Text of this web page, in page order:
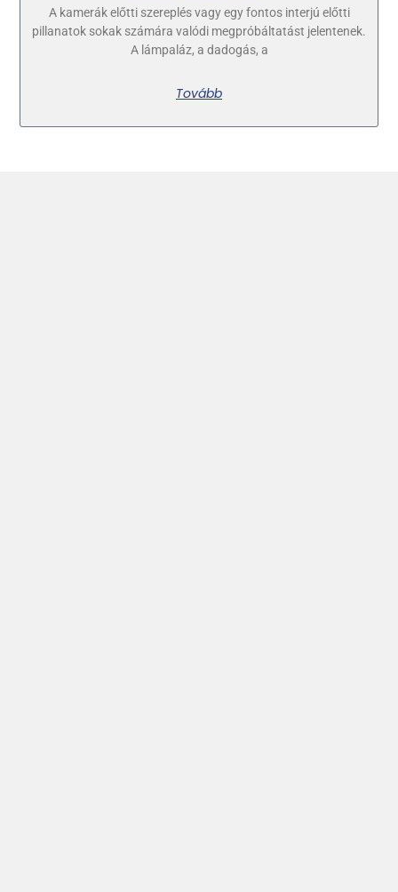
A kamerák előtti szereplés vagy egy fontos interjú előtti
pillanatok sokak számára valódi megpróbáltatást jelentenek.
A lámpaláz, a dadogás, a
Tovább